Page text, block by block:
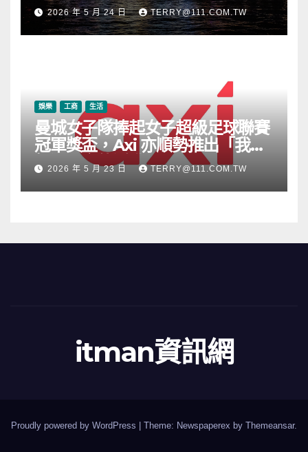
2026 年 5 月 24 日 TERRY@111.COM.TW
娛樂 工商 生活
曼城女子隊捧起女子超級足球聯賽
冠軍獎盃，Axi 亦順勢推出「我的
根源」宣傳活動
2026 年 5 月 23 日 TERRY@111.COM.TW
itman資訊網
Proudly powered by WordPress Theme: Newspaperex by Themeansar.